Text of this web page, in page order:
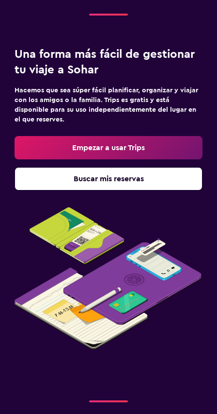
Aire libre
Comedor al aire libre
Jardín
Terraza/patio
Estacionamiento y transporte
Traslado al aeropuerto (con cargos)
Estacionamiento gratuito
Servicio de traslado (cargo adicional)
Sistema de entretenimiento
TV de pantalla plana
TV por cable o vía satélite
Sala de estar/TV compartida
Enchufe cerca de la cama
Una forma más fácil de gestionar
tu viaje a Sohar
Hacemos que sea súper fácil planificar, organizar y viajar
con los amigos o la familia. Trips es gratis y está
disponible para su uso independientemente del lugar en
el que reserves.
Empezar a usar Trips
Buscar mis reservas